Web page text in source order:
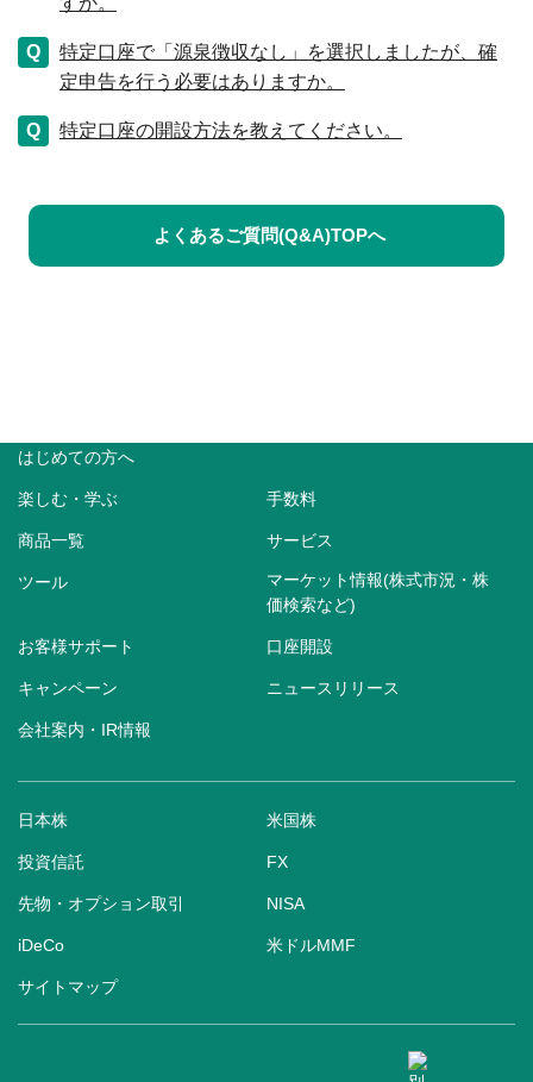
特定口座で「源泉徴収なし」を選択しましたが、確
定申告を行う必要はありますか。
特定口座の開設方法を教えてください。
よくあるご質問(Q&A)TOPへ
はじめての方へ
楽しむ・学ぶ 手数料
商品一覧 サービス
ツール
マーケット情報(株式市況・株
価検索など)
お客様サポート 口座開設
キャンペーン ニュースリリース
会社案内・IR情報
日本株 米国株
投資信託 FX
先物・オプション取引 NISA
iDeCo 米ドルMMF
サイトマップ